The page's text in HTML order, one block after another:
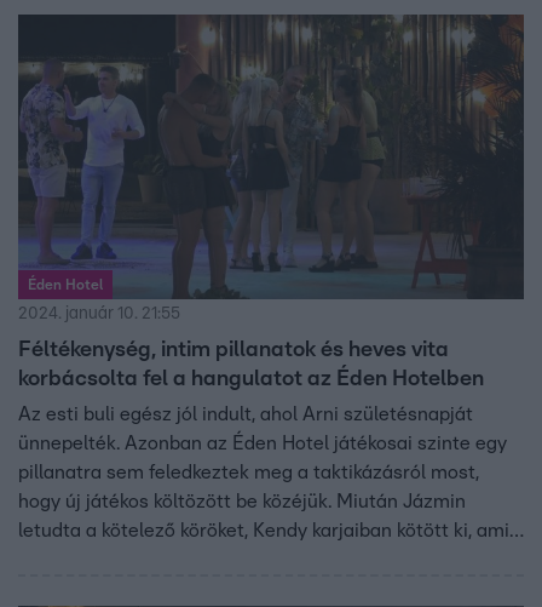
Éden Hotel
2024. január 10. 21:55
Féltékenység, intim pillanatok és heves vita
korbácsolta fel a hangulatot az Éden Hotelben
Az esti buli egész jól indult, ahol Arni születésnapját
ünnepelték. Azonban az Éden Hotel játékosai szinte egy
pillanatra sem feledkeztek meg a taktikázásról most,
hogy új játékos költözött be közéjük. Miután Jázmin
letudta a kötelező köröket, Kendy karjaiban kötött ki, amit